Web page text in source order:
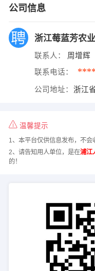
公司信息
浙江莓蓝芳农
联系人： 周增辉
联系电话： ****
公司地址： 浙江
温馨提示
1、本平台仅供信息发布，不会
2、请告知用人单位，是在浦江
的！